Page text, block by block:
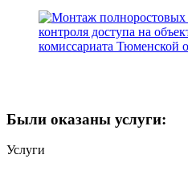
Были оказаны услуги:
Услуги